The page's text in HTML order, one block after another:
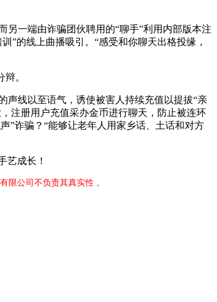
一端由诈骗团伙聘用的“聊手”利用内部版本注
”的线上曲播吸引。“感受和你聊天出格投缘，
。
线以至语气，诱使被害人持续充值以提拔“亲
注册用户充值采办金币进行聊天，防止被连环
”诈骗？“能够让老年人用家乡话、土话和对方
成长！
限公司不负责其真实性 。